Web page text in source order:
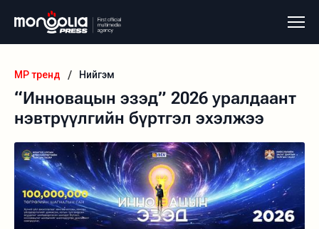
MP тренд / Нийгэм
“Инновацын эзэд” 2026 уралдаант
нэвтрүүлгийн бүртгэл эхэлжээ